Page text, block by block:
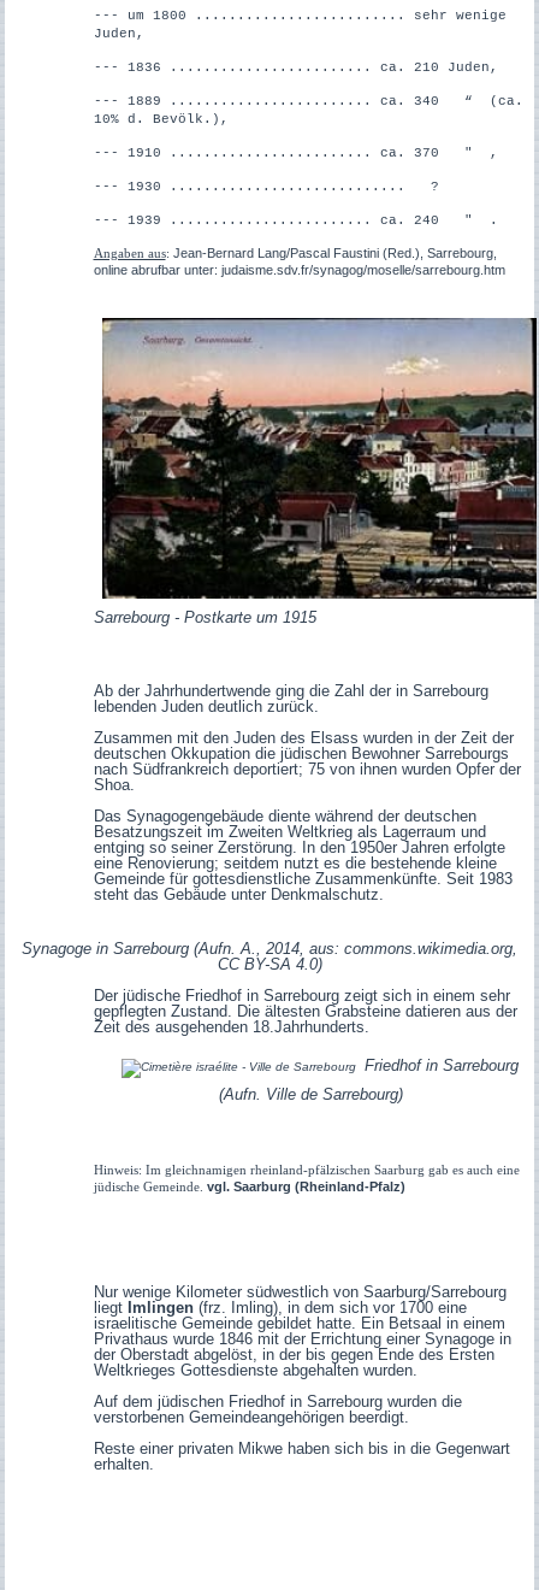
--- um 1800 ......................... sehr wenige
Juden,
--- 1836 ........................ ca. 210 Juden,
--- 1889 ........................ ca. 340 “ (ca.
10% d. Bevölk.),
--- 1910 ........................ ca. 370 " ,
--- 1930 ............................ ?
--- 1939 ........................ ca. 240 " .
Angaben aus: Jean-Bernard Lang/Pascal Faustini (Red.), Sarrebourg,
online abrufbar unter: judaisme.sdv.fr/synagog/moselle/sarrebourg.htm
Sarrebourg - Postkarte um 1915
Ab der Jahrhundertwende ging die Zahl der in Sarrebourg
lebenden Juden deutlich zurück.
Zusammen mit den Juden des Elsass wurden in der Zeit der
deutschen Okkupation die jüdischen Bewohner Sarrebourgs
nach Südfrankreich deportiert; 75 von ihnen wurden Opfer der
Shoa.
Das Synagogengebäude diente während der deutschen
Besatzungszeit im Zweiten Weltkrieg als Lagerraum und
entging so seiner Zerstörung. In den 1950er Jahren erfolgte
eine Renovierung; seitdem nutzt es die bestehende kleine
Gemeinde für gottesdienstliche Zusammenkünfte. Seit 1983
steht das Gebäude unter Denkmalschutz.
Synagoge in Sarrebourg (Aufn. A., 2014, aus: commons.wikimedia.org,
CC BY-SA 4.0)
Der jüdische Friedhof in Sarrebourg zeigt sich in einem sehr
gepflegten Zustand. Die ältesten Grabsteine datieren aus der
Zeit des ausgehenden 18.Jahrhunderts.
Friedhof in Sarrebourg
(Aufn. Ville de Sarrebourg)
Hinweis: Im gleichnamigen rheinland-pfälzischen Saarburg gab es auch eine
jüdische Gemeinde. vgl. Saarburg (Rheinland-Pfalz)
Nur wenige Kilometer südwestlich von Saarburg/Sarrebourg
liegt Imlingen (frz. Imling), in dem sich vor 1700 eine
israelitische Gemeinde gebildet hatte. Ein Betsaal in einem
Privathaus wurde 1846 mit der Errichtung einer Synagoge in
der Oberstadt abgelöst, in der bis gegen Ende des Ersten
Weltkrieges Gottesdienste abgehalten wurden.
Auf dem jüdischen Friedhof in Sarrebourg wurden die
verstorbenen Gemeindeangehörigen beerdigt.
Reste einer privaten Mikwe haben sich bis in die Gegenwart
erhalten.